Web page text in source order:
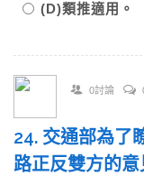
(D)類推適用。
0討論
24. 交通部為了
路正反雙方的